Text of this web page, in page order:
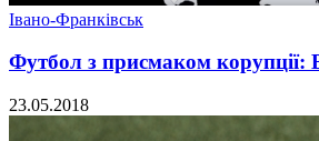
Івано-Франківськ
Футбол з присмаком корупції:
23.05.2018